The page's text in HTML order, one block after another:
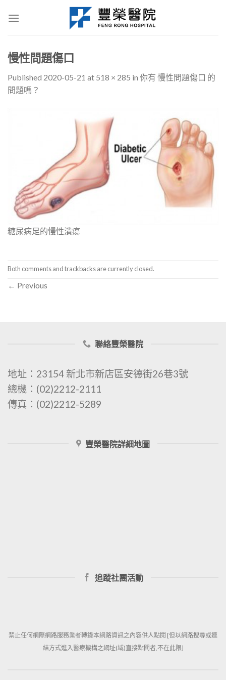
慢性問題傷口
Published 2020-05-21 at 518 × 285 in 你有 慢性問題傷口 的
問題嗎？
糖尿病足的慢性潰瘍
Both comments and trackbacks are currently closed.
← Previous
聯絡豐榮醫院
地址：23154 新北市新店區安德街26巷3號
總機：(02)2212-2111
傳真：(02)2212-5289
豐榮醫院詳細地圖
追蹤社團活動
禁止任何網際網路服務業者轉錄本網路資訊之內容供人點閱 [但以網路搜尋或連
結方式進入醫療機構之網址(域)直接點閱者,不在此限]